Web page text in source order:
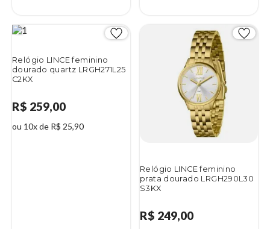
Relógio LINCE feminino
dourado quartz LRGH271L25
C2KX
R$ 259,00
ou 10x de R$ 25,90
Relógio LINCE feminino
prata dourado LRGH290L30
S3KX
R$ 249,00